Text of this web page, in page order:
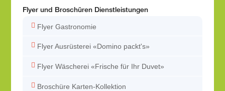
Flyer und Broschüren Dienstleistungen
Flyer Gastronomie
Flyer Ausrüsterei «Domino packt's»
Flyer Wäscherei «Frische für Ihr Duvet»
Broschüre Karten-Kollektion